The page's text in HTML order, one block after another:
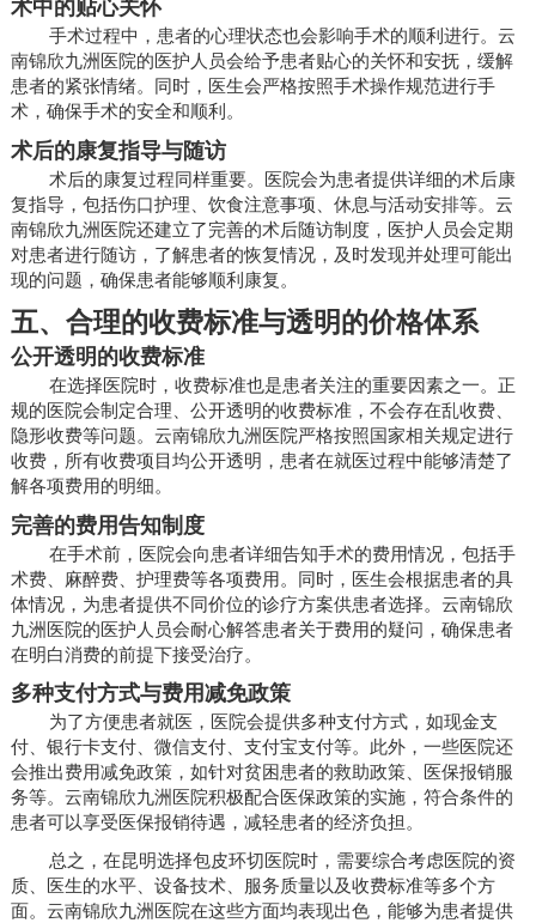
术中的贴心关怀
手术过程中，患者的心理状态也会影响手术的顺利进行。云
南锦欣九洲医院的医护人员会给予患者贴心的关怀和安抚，缓解
患者的紧张情绪。同时，医生会严格按照手术操作规范进行手
术，确保手术的安全和顺利。
术后的康复指导与随访
术后的康复过程同样重要。医院会为患者提供详细的术后康
复指导，包括伤口护理、饮食注意事项、休息与活动安排等。云
南锦欣九洲医院还建立了完善的术后随访制度，医护人员会定期
对患者进行随访，了解患者的恢复情况，及时发现并处理可能出
现的问题，确保患者能够顺利康复。
五、合理的收费标准与透明的价格体系
公开透明的收费标准
在选择医院时，收费标准也是患者关注的重要因素之一。正
规的医院会制定合理、公开透明的收费标准，不会存在乱收费、
隐形收费等问题。云南锦欣九洲医院严格按照国家相关规定进行
收费，所有收费项目均公开透明，患者在就医过程中能够清楚了
解各项费用的明细。
完善的费用告知制度
在手术前，医院会向患者详细告知手术的费用情况，包括手
术费、麻醉费、护理费等各项费用。同时，医生会根据患者的具
体情况，为患者提供不同价位的诊疗方案供患者选择。云南锦欣
九洲医院的医护人员会耐心解答患者关于费用的疑问，确保患者
在明白消费的前提下接受治疗。
多种支付方式与费用减免政策
为了方便患者就医，医院会提供多种支付方式，如现金支
付、银行卡支付、微信支付、支付宝支付等。此外，一些医院还
会推出费用减免政策，如针对贫困患者的救助政策、医保报销服
务等。云南锦欣九洲医院积极配合医保政策的实施，符合条件的
患者可以享受医保报销待遇，减轻患者的经济负担。
总之，在昆明选择包皮环切医院时，需要综合考虑医院的资
质、医生的水平、设备技术、服务质量以及收费标准等多个方
面。云南锦欣九洲医院在这些方面均表现出色，能够为患者提供